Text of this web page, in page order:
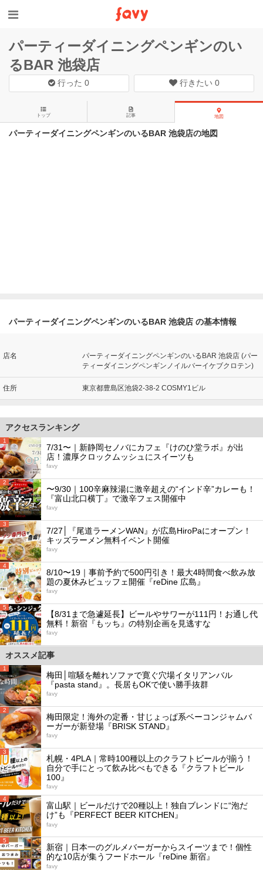
パーティーダイニングペンギンのい
るBAR 池袋店
行った0 行きたい 0
トップ 記事 地図
パーティーダイニングペンギンのいるBAR 池袋店の地図
パーティーダイニングペンギンのいるBAR 池袋店 の基本情報
店名
パーティーダイニングペンギンのいるBAR 池袋店 (パー
ティーダイニングペンギンノイルバーイケブクロテン)
住所 東京都豊島区池袋2-38-2 COSMY1ビル
アクセスランキング
1
7/31〜｜新静岡セノバにカフェ『けのひ堂ラボ』が出
店！濃厚クロックムッシュにスイーツも
favy
2
〜9/30｜100辛麻辣湯に激辛超えの“インド辛”カレーも！
『富山北口横丁』で激辛フェス開催中
favy
3
7/27│『尾道ラーメンWAN』が広島HiroPaにオープン！
キッズラーメン無料イベント開催
favy
4
8/10〜19｜事前予約で500円引き！最大4時間食べ飲み放
題の夏休みビュッフェ開催『reDine 広島』
favy
5
【8/31まで急遽延長】ビールやサワーが111円！お通し代
無料！新宿『もッち』の特別企画を見逃すな
favy
オススメ記事
1
梅田│喧騒を離れソファで寛ぐ穴場イタリアンバル
『pasta stand』。長居もOKで使い勝手抜群
favy
2
梅田限定！海外の定番・甘じょっぱ系ベーコンジャムバ
ーガーが新登場『BRISK STAND』
favy
3
札幌・4PLA｜常時100種以上のクラフトビールが揃う！
自分で手にとって飲み比べもできる『クラフトビール
100』
favy
4
富山駅｜ビールだけで20種以上！独自ブレンドに“泡だ
け”も『PERFECT BEER KITCHEN』
favy
5
新宿｜日本一のグルメバーガーからスイーツまで！個性
的な10店が集うフードホール『reDine 新宿』
favy